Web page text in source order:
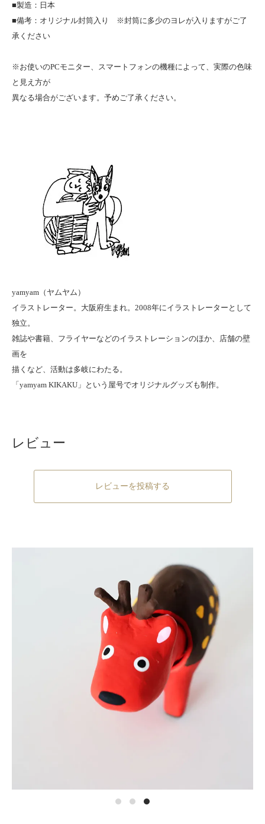
■製造：日本
■備考：オリジナル封筒入り ※封筒に多少のヨレが入りますがご了
承ください
※お使いのPCモニター、スマートフォンの機種によって、実際の色味
と見え方が
異なる場合がございます。予めご了承ください。
yamyam（ヤムヤム）
イラストレーター。大阪府生まれ。2008年にイラストレーターとして
独立。
雑誌や書籍、フライヤーなどのイラストレーションのほか、店舗の壁
画を
描くなど、活動は多岐にわたる。
「yamyam KIKAKU」という屋号でオリジナルグッズも制作。
レビュー
レビューを投稿する